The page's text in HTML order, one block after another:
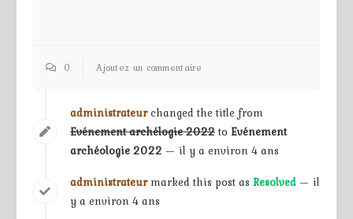
0 Ajoutez un commentaire
administrateur changed the title from
Evénement archélogie 2022to Evénement
archéologie 2022 — il y a environ 4 ans
administrateur marked this post as Resolved — il
y a environ 4 ans